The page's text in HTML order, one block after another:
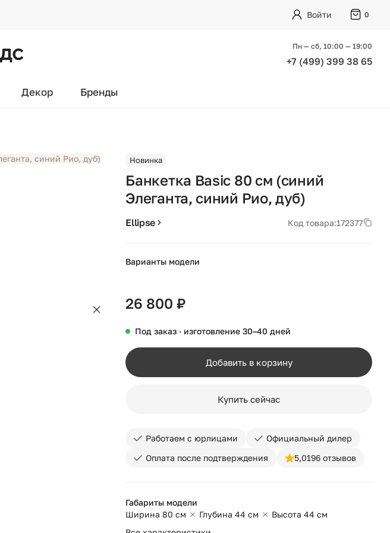
Войти 0
Пн — сб, 10:00 — 19:00
+7 (499) 399 38 65
Декор Бренды
Новинка
Банкетка Basic 80 см (синий
Элеганта, синий Рио, дуб)
Ellipse Код товара:172377
Варианты модели
26 800 ₽
Под заказ · изготовление 30–40 дней
Добавить в корзину
Купить сейчас
Работаем с юрлицами
Официальный дилер
Оплата после подтверждения
5,0196 отзывов
Габариты модели
Ширина 80 см
Глубина 44 см
Высота 44 см